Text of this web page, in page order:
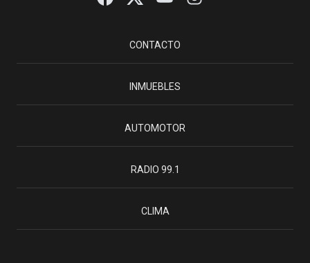
CONTACTO
INMUEBLES
AUTOMOTOR
RADIO 99.1
CLIMA